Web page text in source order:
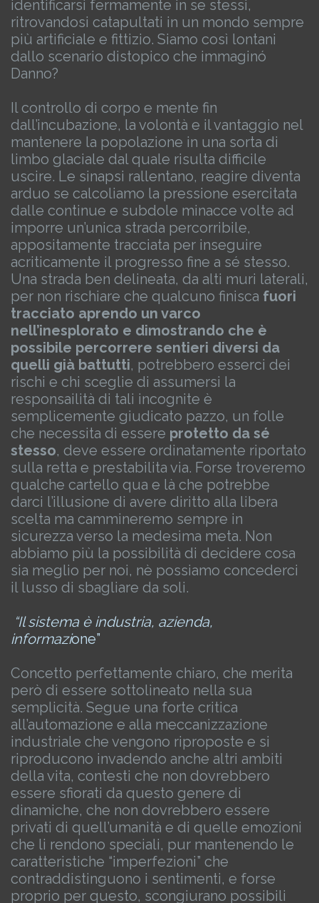
identificarsi fermamente in se stessi,
ritrovandosi catapultati in un mondo sempre
più artificiale e fittizio. Siamo così lontani
dallo scenario distopico che immaginó
Danno?
Il controllo di corpo e mente fin
dall’incubazione, la volontà e il vantaggio nel
mantenere la popolazione in una sorta di
limbo glaciale dal quale risulta difficile
uscire. Le sinapsi rallentano, reagire diventa
arduo se calcoliamo la pressione esercitata
dalle continue e subdole minacce volte ad
imporre un’unica strada percorribile,
appositamente tracciata per inseguire
acriticamente il progresso fine a sé stesso.
Una strada ben delineata, da alti muri laterali,
per non rischiare che qualcuno finisca fuori
tracciato aprendo un varco
nell’inesplorato e dimostrando che è
possibile percorrere sentieri diversi da
quelli già battutti, potrebbero esserci dei
rischi e chi sceglie di assumersi la
responsailità di tali incognite è
semplicemente giudicato pazzo, un folle
che necessita di essere protetto da sé
stesso, deve essere ordinatamente riportato
sulla retta e prestabilita via. Forse troveremo
qualche cartello qua e là che potrebbe
darci l’illusione di avere diritto alla libera
scelta ma cammineremo sempre in
sicurezza verso la medesima meta. Non
abbiamo più la possibilità di decidere cosa
sia meglio per noi, nè possiamo concederci
il lusso di sbagliare da soli.
“Il sistema è industria, azienda,
informazione”
Concetto perfettamente chiaro, che merita
però di essere sottolineato nella sua
semplicità. Segue una forte critica
all’automazione e alla meccanizzazione
industriale che vengono riproposte e si
riproducono invadendo anche altri ambiti
della vita, contesti che non dovrebbero
essere sfiorati da questo genere di
dinamiche, che non dovrebbero essere
privati di quell’umanità e di quelle emozioni
che li rendono speciali, pur mantenendo le
caratteristiche “imperfezioni” che
contraddistinguono i sentimenti, e forse
proprio per questo, scongiurano possibili